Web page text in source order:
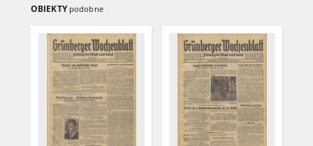
OBIEKTY podobne